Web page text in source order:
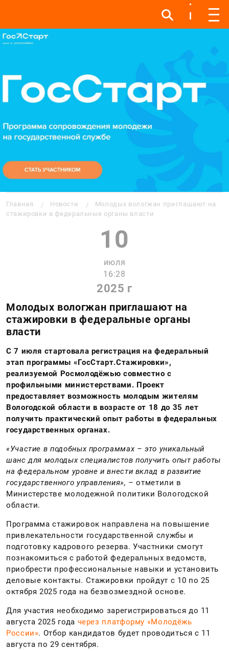
Инфо Инфо Меню
Главная Новости
Молодых вологжан приглашают на
стажировки в федеральные органы власти
10
июля
16:28
2025 г
Молодых вологжан приглашают на
стажировки в федеральные органы
власти
С 7 июля стартовала регистрация на федеральный
этап программы «ГосСтарт.Стажировки»,
реализуемой Росмолодёжью совместно с
профильными министерствами. Проект
предоставляет возможность молодым жителям
Вологодской области в возрасте от 18 до 35 лет
получить практический опыт работы в федеральных
государственных органах.
«Участие в подобных программах – это уникальный
шанс для молодых специалистов получить опыт работы
на федеральном уровне и внести вклад в развитие
государственного управления», – отметили в
Министерстве молодежной политики Вологодской
области.
Программа стажировок направлена на повышение
привлекательности государственной службы и
подготовку кадрового резерва. Участники смогут
познакомиться с работой федеральных ведомств,
приобрести профессиональные навыки и установить
деловые контакты. Стажировки пройдут с 10 по 25
октября 2025 года на безвозмездной основе.
Для участия необходимо зарегистрироваться до 11
августа 2025 года через платформу «Молодёжь
России». Отбор кандидатов будет проводиться с 11
августа по 29 сентября.